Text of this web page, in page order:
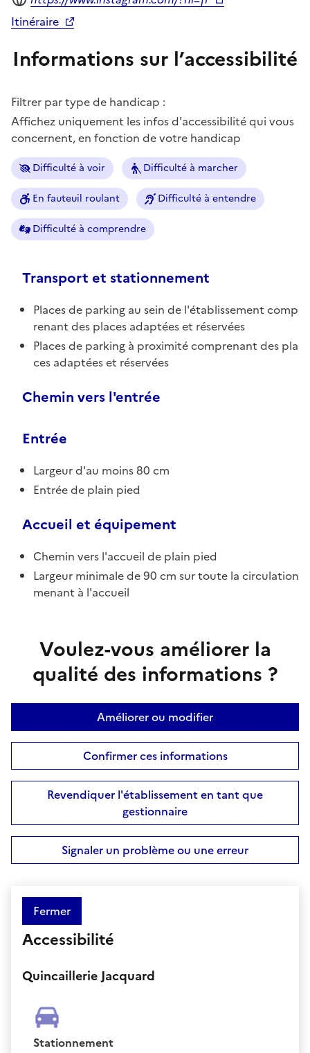
Itinéraire
Informations sur l’accessibilité
Filtrer par type de handicap :
Affichez uniquement les infos d'accessibilité qui vous
concernent, en fonction de votre handicap
Difficulté à voir Difficulté à marcher
En fauteuil roulant Difficulté à entendre
Difficulté à comprendre
Transport et stationnement
Places de parking au sein de l'établissement comp
renant des places adaptées et réservées
Places de parking à proximité comprenant des pla
ces adaptées et réservées
Chemin vers l'entrée
Entrée
Largeur d'au moins 80 cm
Entrée de plain pied
Accueil et équipement
Chemin vers l'accueil de plain pied
Largeur minimale de 90 cm sur toute la circulation
menant à l'accueil
Voulez-vous améliorer la
qualité des informations ?
Améliorer ou modifier
Confirmer ces informations
Revendiquer l'établissement en tant que
gestionnaire
Signaler un problème ou une erreur
Fermer
Accessibilité
Quincaillerie Jacquard
Stationnement